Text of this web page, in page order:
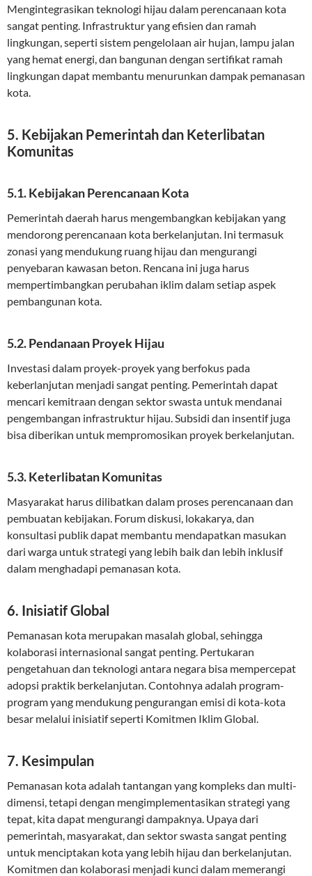
Mengintegrasikan teknologi hijau dalam perencanaan kota
sangat penting. Infrastruktur yang efisien dan ramah
lingkungan, seperti sistem pengelolaan air hujan, lampu jalan
yang hemat energi, dan bangunan dengan sertifikat ramah
lingkungan dapat membantu menurunkan dampak pemanasan
kota.
5. Kebijakan Pemerintah dan Keterlibatan
Komunitas
5.1. Kebijakan Perencanaan Kota
Pemerintah daerah harus mengembangkan kebijakan yang
mendorong perencanaan kota berkelanjutan. Ini termasuk
zonasi yang mendukung ruang hijau dan mengurangi
penyebaran kawasan beton. Rencana ini juga harus
mempertimbangkan perubahan iklim dalam setiap aspek
pembangunan kota.
5.2. Pendanaan Proyek Hijau
Investasi dalam proyek-proyek yang berfokus pada
keberlanjutan menjadi sangat penting. Pemerintah dapat
mencari kemitraan dengan sektor swasta untuk mendanai
pengembangan infrastruktur hijau. Subsidi dan insentif juga
bisa diberikan untuk mempromosikan proyek berkelanjutan.
5.3. Keterlibatan Komunitas
Masyarakat harus dilibatkan dalam proses perencanaan dan
pembuatan kebijakan. Forum diskusi, lokakarya, dan
konsultasi publik dapat membantu mendapatkan masukan
dari warga untuk strategi yang lebih baik dan lebih inklusif
dalam menghadapi pemanasan kota.
6. Inisiatif Global
Pemanasan kota merupakan masalah global, sehingga
kolaborasi internasional sangat penting. Pertukaran
pengetahuan dan teknologi antara negara bisa mempercepat
adopsi praktik berkelanjutan. Contohnya adalah program-
program yang mendukung pengurangan emisi di kota-kota
besar melalui inisiatif seperti Komitmen Iklim Global.
7. Kesimpulan
Pemanasan kota adalah tantangan yang kompleks dan multi-
dimensi, tetapi dengan mengimplementasikan strategi yang
tepat, kita dapat mengurangi dampaknya. Upaya dari
pemerintah, masyarakat, dan sektor swasta sangat penting
untuk menciptakan kota yang lebih hijau dan berkelanjutan.
Komitmen dan kolaborasi menjadi kunci dalam memerangi